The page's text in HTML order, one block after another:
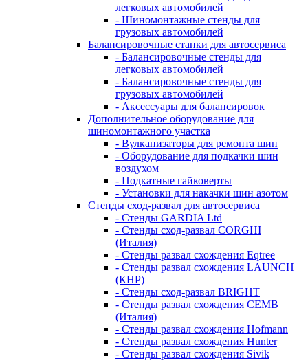
легковых автомобилей
- Шиномонтажные стенды для
грузовых автомобилей
Балансировочные станки для автосервиса
- Балансировочные стенды для
легковых автомобилей
- Балансировочные стенды для
грузовых автомобилей
- Аксессуары для балансировок
Дополнительное оборудование для
шиномонтажного участка
- Вулканизаторы для ремонта шин
- Оборудование для подкачки шин
воздухом
- Подкатные гайковерты
- Установки для накачки шин азотом
Стенды сход-развал для автосервиса
- Стенды GARDIA Ltd
- Стенды сход-развал CORGHI
(Италия)
- Стенды развал схождения Eqtree
- Стенды развал схождения LAUNCH
(КНР)
- Стенды сход-развал BRIGHT
- Стенды развал схождения CEMB
(Италия)
- Стенды развал схождения Hofmann
- Стенды развал схождения Hunter
- Стенды развал схождения Sivik